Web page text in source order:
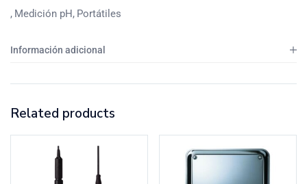
Medición pH Portátiles
Información adicional
Related products